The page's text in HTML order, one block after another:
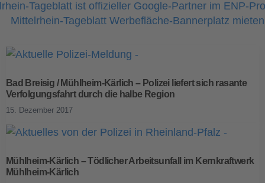
Bad Breisig / Mühlheim-Kärlich – Polizei liefert sich rasante
Verfolgungsfahrt durch die halbe Region
15. Dezember 2017
Mühlheim-Kärlich – Tödlicher Arbeitsunfall im Kernkraftwerk
Mühlheim-Kärlich